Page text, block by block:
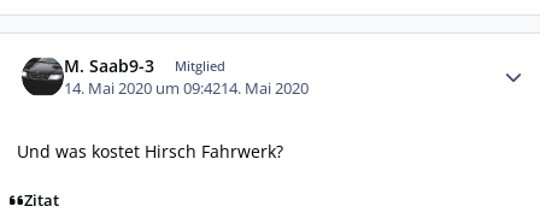
M. Saab9-3 Mitglied
14. Mai 2020 um 09:4214. Mai 2020
Und was kostet Hirsch Fahrwerk?
Zitat